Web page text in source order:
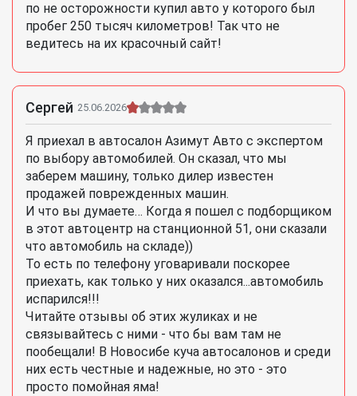
по не осторожности купил авто у которого был
пробег 250 тысяч километров! Так что не
ведитесь на их красочный сайт!
Сергей 25.06.2026
Я приехал в автосалон Азимут Авто с экспертом
по выбору автомобилей. Он сказал, что мы
заберем машину, только дилер известен
продажей поврежденных машин.
И что вы думаете… Когда я пошел с подборщиком
в этот автоцентр на станционной 51, они сказали
что автомобиль на складе))
То есть по телефону уговаривали поскорее
приехать, как только у них оказался...автомобиль
испарился!!!
Читайте отзывы об этих жуликах и не
связывайтесь с ними - что бы вам там не
пообещали! В Новосибе куча автосалонов и среди
них есть честные и надежные, но это - это
просто помойная яма!